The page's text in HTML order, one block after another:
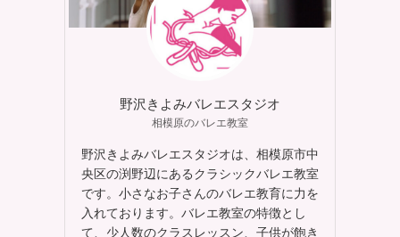
野沢きよみバレエスタジオ
相模原のバレエ教室
野沢きよみバレエスタジオは、相模原市中
央区の渕野辺にあるクラシックバレエ教室
です。小さなお子さんのバレエ教育に力を
入れております。バレエ教室の特徴とし
て、少人数のクラスレッスン、子供が飽き